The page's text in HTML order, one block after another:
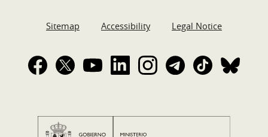
Sitemap Accessibility Legal Notice